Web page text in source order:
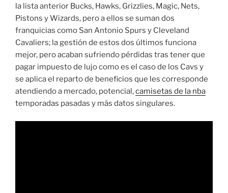
la lista anterior Bucks, Hawks, Grizzlies, Magic, Nets,
Pistons y Wizards, pero a ellos se suman dos
franquicias como San Antonio Spurs y Cleveland
Cavaliers; la gestión de estos dos últimos funciona
mejor, pero acaban sufriendo pérdidas tras tener que
pagar impuesto de lujo como es el caso de los Cavs y
se aplica el reparto de beneficios que les corresponde
atendiendo a mercado, potencial,camisetas de la nba
temporadas pasadas y más datos singulares.